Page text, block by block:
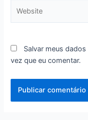
Salvar meus
vez que eu comentar.